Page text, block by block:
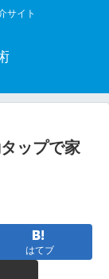
サイト
ップで家
はてブ